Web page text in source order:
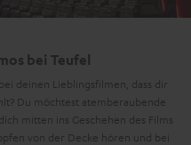
bei Teufel
deinen Lieblingsfilmen, dass dir
Du möchtest atemberaubende
mitten ins Geschehen des Films
von der Decke hören und bei